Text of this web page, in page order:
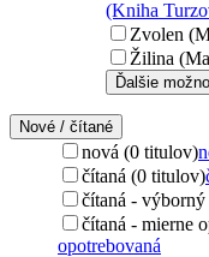
(Kniha
Zvolen
Žilina
Ďalšie
Nové / čítané
nová (0 titulov)
čítaná (0 titulov)
čítaná -
čítaná - mierne
opotrebovaná